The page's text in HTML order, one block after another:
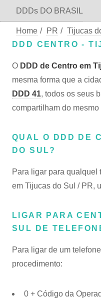
DDDs DO BRASIL
Home / PR / Tijucas
DDD CENTRO -
O DDD de Centro em
mesma forma que a
DDD 41, todos os seus
compartilham do mesmo
QUAL O DDD DE
DO SUL?
Para ligar para qualquel
em Tijucas do Sul / PR,
LIGAR PARA
SUL DE
Para ligar de um
procedimento:
0 + Código da